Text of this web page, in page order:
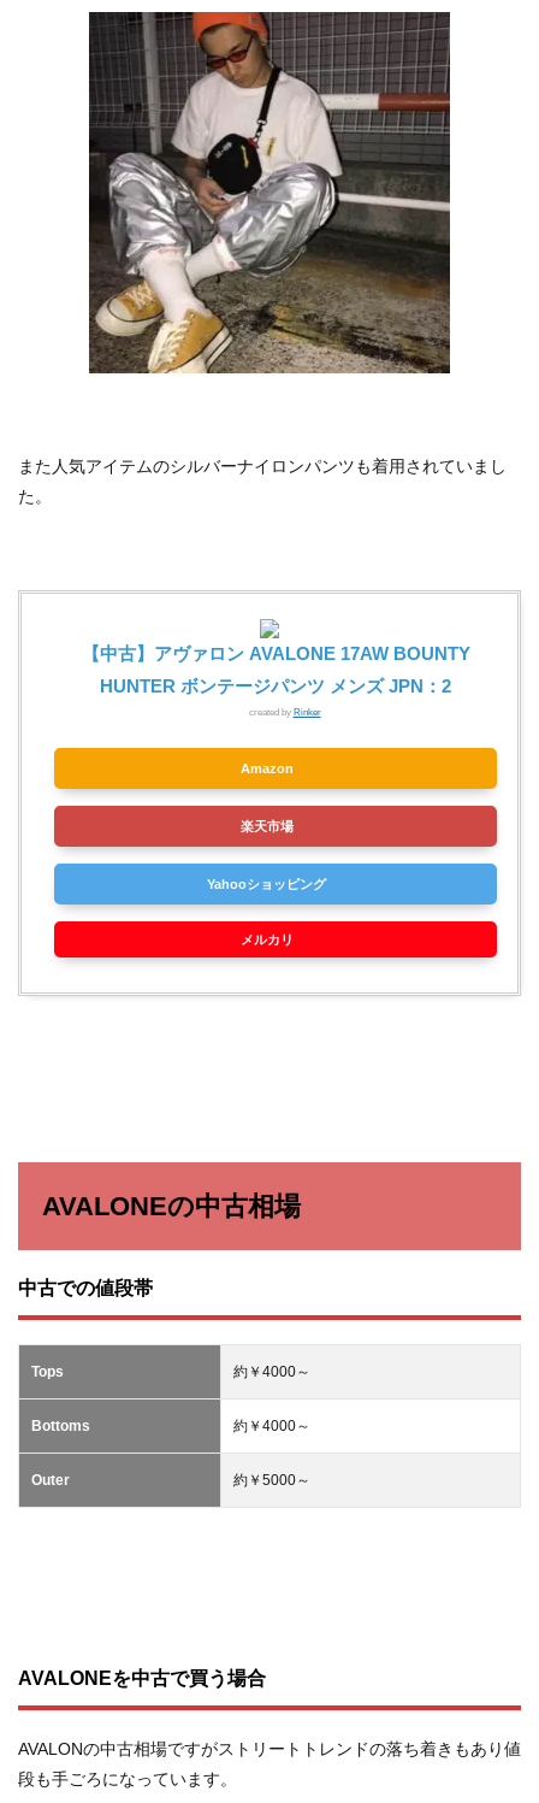
また人気アイテムのシルバーナイロンパンツも着用されていまし
た。
【中古】アヴァロン AVALONE 17AW BOUNTY
HUNTER ボンテージパンツ メンズ JPN：2
created by Rinker
Amazon
楽天市場
Yahooショッピング
メルカリ
AVALONEの中古相場
中古での値段帯
Tops 約￥4000～
Bottoms 約￥4000～
Outer 約￥5000～
AVALONEを中古で買う場合
AVALONの中古相場ですがストリートトレンドの落ち着きもあり値
段も手ごろになっています。